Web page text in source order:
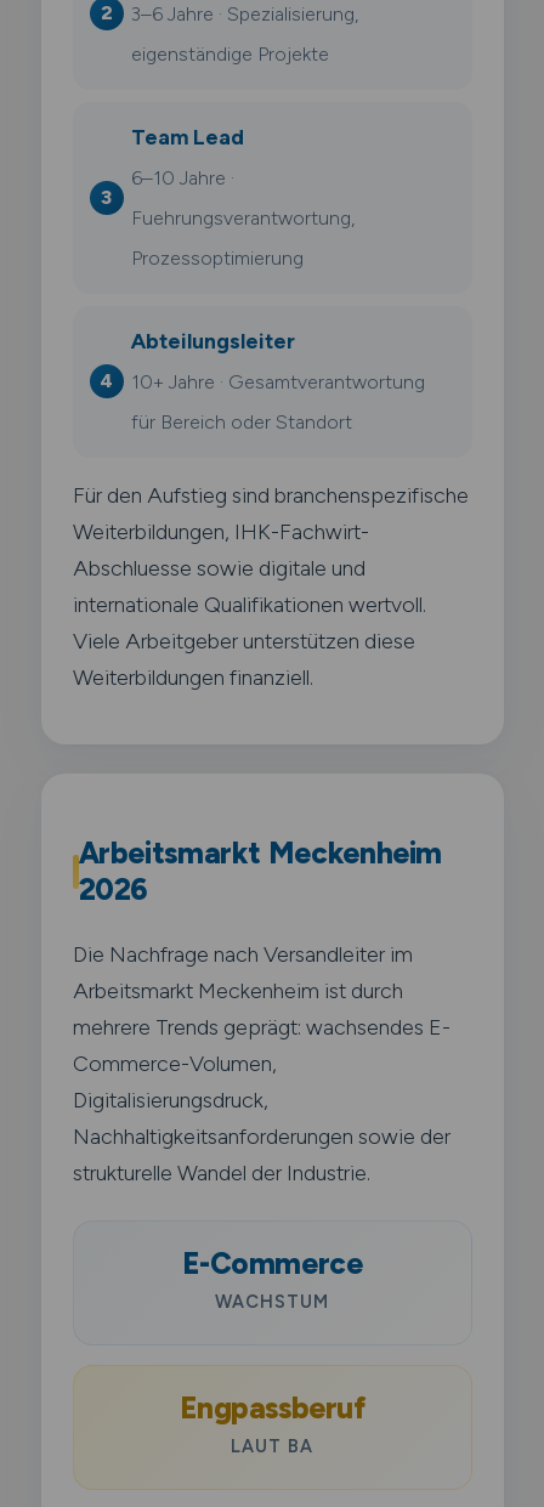
3–6 Jahre · Spezialisierung,
eigenständige Projekte
Team Lead
6–10 Jahre ·
Fuehrungsverantwortung,
Prozessoptimierung
Abteilungsleiter
10+ Jahre · Gesamtverantwortung
für Bereich oder Standort
Für den Aufstieg sind branchenspezifische
Weiterbildungen, IHK-Fachwirt-
Abschluesse sowie digitale und
internationale Qualifikationen wertvoll.
Viele Arbeitgeber unterstützen diese
Weiterbildungen finanziell.
Arbeitsmarkt Meckenheim
2026
Die Nachfrage nach Versandleiter im
Arbeitsmarkt Meckenheim ist durch
mehrere Trends geprägt: wachsendes E-
Commerce-Volumen,
Digitalisierungsdruck,
Nachhaltigkeitsanforderungen sowie der
strukturelle Wandel der Industrie.
E-Commerce
WACHSTUM
Engpassberuf
LAUT BA